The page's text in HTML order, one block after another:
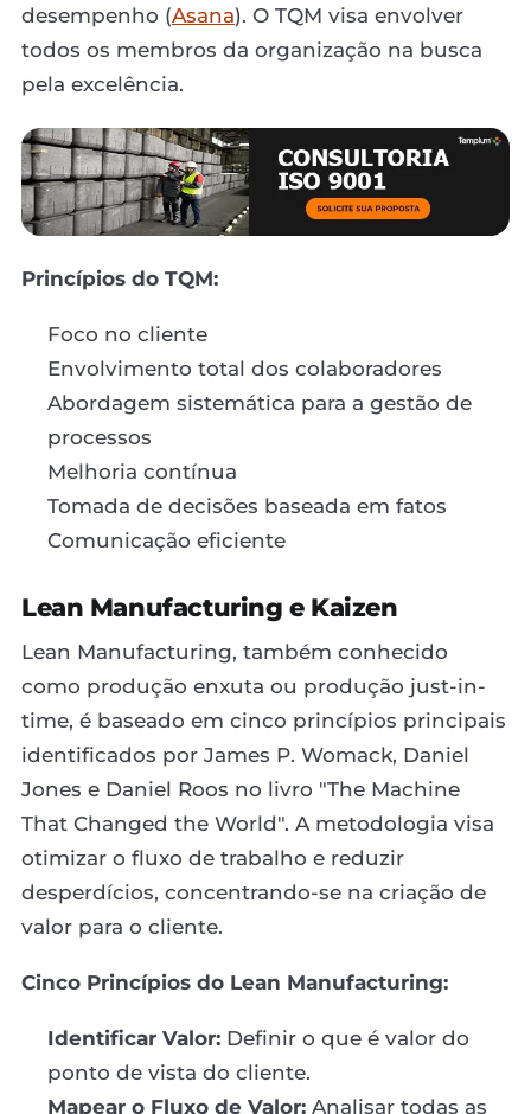
desempenho (Asana). O TQM visa envolver
todos os membros da organização na busca
pela excelência.
Princípios do TQM:
Foco no cliente
Envolvimento total dos colaboradores
Abordagem sistemática para a gestão de
processos
Melhoria contínua
Tomada de decisões baseada em fatos
Comunicação eficiente
Lean Manufacturing e Kaizen
Lean Manufacturing, também conhecido
como produção enxuta ou produção just-in-
time, é baseado em cinco princípios principais
identificados por James P. Womack, Daniel
Jones e Daniel Roos no livro "The Machine
That Changed the World". A metodologia visa
otimizar o fluxo de trabalho e reduzir
desperdícios, concentrando-se na criação de
valor para o cliente.
Cinco Princípios do Lean Manufacturing:
Identificar Valor: Definir o que é valor do
ponto de vista do cliente.
Mapear o Fluxo de Valor: Analisar todas as